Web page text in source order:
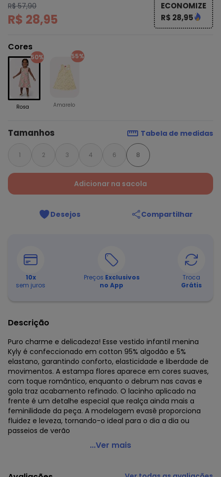
R$ 57,90
R$ 28,95
ECONOMIZE
R$ 28,95
Cores
50%
Rosa
55%
Amarelo
Tamanhos Tabela de medidas
1 2 3 4 6 8
Adicionar na sacola
Desejos Compartilhar
10x
sem juros
Preços Exclusivos
no App
Troca
Grátis
Descrição
Puro charme e delicadeza! Esse vestido infantil menina
Kyly é confeccionado em cotton 95% algodão e 5%
elastano, garantindo conforto, elasticidade e liberdade de
movimentos. A estampa flores aparece em cores suaves,
com toque romântico, enquanto o debrum nas cavas e
gola traz acabamento refinado. O lacinho aplicado na
frente é um detalhe especial que realça ainda mais a
feminilidade da peça. A modelagem evasê proporciona
fluidez e leveza, tornando-o ideal para o dia a dia ou
passeios de verão
Kyly - Vestido Infantil Menina Flores Rosa
Modelagem: Ampla
...Ver mais